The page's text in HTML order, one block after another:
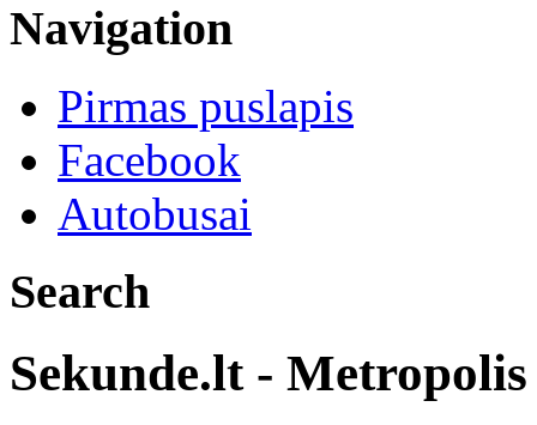
Navigation
Pirmas puslapis
Facebook
Autobusai
Search
Sekunde.lt -